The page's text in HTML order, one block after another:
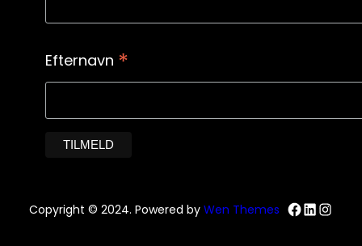
Efternavn *
Copyright © 2024. Powered by Wen Themes